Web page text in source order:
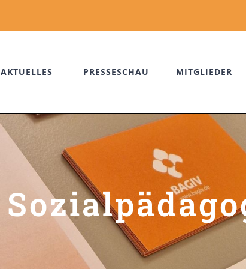
AKTUELLES PRESSESCHAU MITGLIEDER